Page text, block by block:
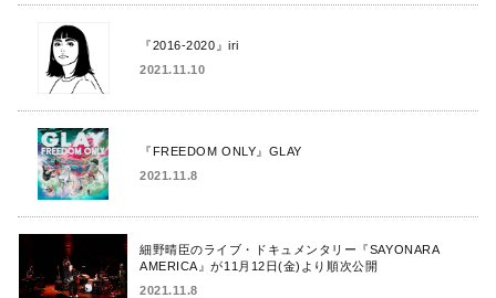
『2016-2020』iri
2021.11.10
『FREEDOM ONLY』GLAY
2021.11.8
細野晴臣のライブ・ドキュメンタリー『SAYONARA
AMERICA』が11月12日(金)より順次公開
2021.11.8